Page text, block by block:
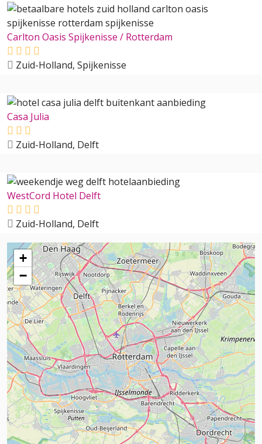
Carlton Oasis Spijkenisse / Rotterdam
Zuid-Holland, Spijkenisse
Casa Julia
Zuid-Holland, Delft
WestCord Hotel Delft
Zuid-Holland, Delft
+
−